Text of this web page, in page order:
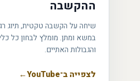
ההקשבה
שיחה על הקשבה טקטית, תיוג
במשא ומתן. מומלץ לבחון כל
והגבולות האתיים.
לצפייה ב־YouTube ←